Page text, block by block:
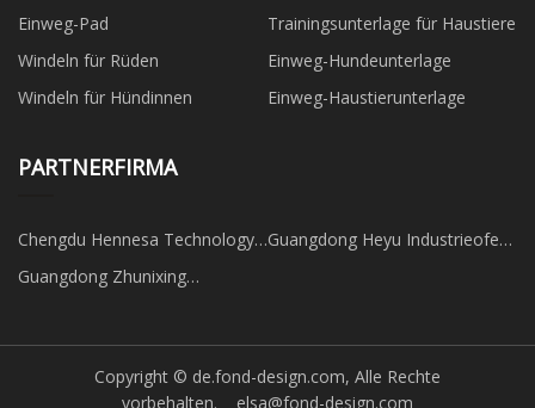
Einweg-Pad
Trainingsunterlage für Haustiere
Windeln für Rüden
Einweg-Hundeunterlage
Windeln für Hündinnen
Einweg-Haustierunterlage
PARTNERFIRMA
Chengdu Hennesa Technology
Co., Ltd.
Guangdong Heyu Industrieofen
Guangdong Zhunixing
Copyright © de.fond-design.com, Alle Rechte
vorbehalten. elsa@fond-design.com